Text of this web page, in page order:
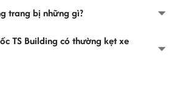
trang bị những gì?
TS Building có thường kẹt xe